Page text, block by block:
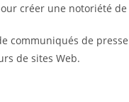
créer une notoriété
communiqués de
de sites Web.